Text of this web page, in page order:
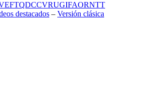
TQDCCVRUGIFAORNTT
destacados – Versión clásica